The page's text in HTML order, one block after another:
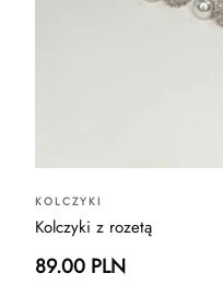
KOLCZYKI
Kolczyki z rozetą
89.00 PLN